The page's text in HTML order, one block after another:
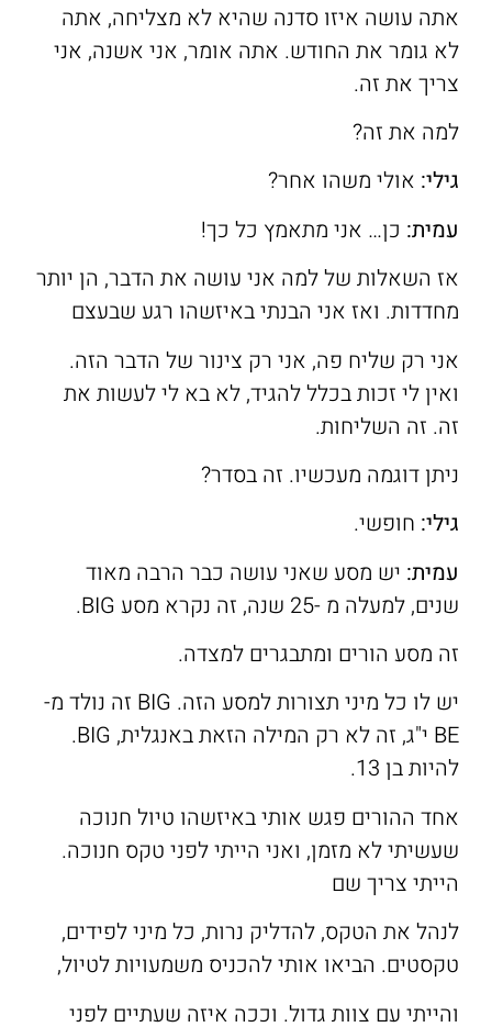
אתה עושה איזו סדנה שהיא לא מצליחה, אתה
לא גומר את החודש. אתה אומר, אני אשנה, אני
צריך את זה.
למה את זה?
גילי: אולי משהו אחר?
עמית: כן… אני מתאמץ כל כך!
אז השאלות של למה אני עושה את הדבר, הן יותר
מחדדות. ואז אני הבנתי באיזשהו רגע שבעצם
אני רק שליח פה, אני רק צינור של הדבר הזה.
ואין לי זכות בכלל להגיד, לא בא לי לעשות את
זה. זה השליחות.
ניתן דוגמה מעכשיו. זה בסדר?
גילי: חופשי.
עמית: יש מסע שאני עושה כבר הרבה מאוד
שנים, למעלה מ -25 שנה, זה נקרא מסע BIG.
זה מסע הורים ומתבגרים למצדה.
יש לו כל מיני תצורות למסע הזה. BIG זה נולד מ-
BE י"ג, זה לא רק המילה הזאת באנגלית, BIG.
להיות בן 13.
אחד ההורים פגש אותי באיזשהו טיול חנוכה
שעשיתי לא מזמן, ואני הייתי לפני טקס חנוכה.
הייתי צריך שם
לנהל את הטקס, להדליק נרות, כל מיני לפידים,
טקסטים. הביאו אותי להכניס משמעויות לטיול,
והייתי עם צוות גדול. וככה איזה שעתיים לפני